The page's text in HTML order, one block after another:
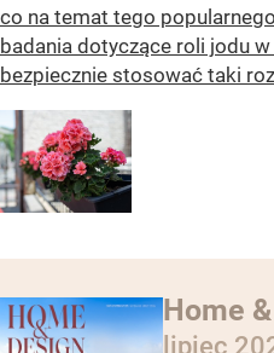
co na temat tego
badania dotyczące roli jodu
bezpiecznie stosować taki
Home
lipiec